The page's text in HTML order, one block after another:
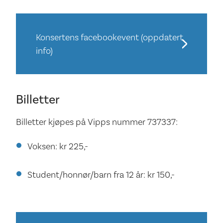
Konsertens facebookevent (oppdatert
info)
Billetter
Billetter kjøpes på Vipps nummer 737337:
Voksen: kr 225,-
Student/honnør/barn fra 12 år: kr 150,-